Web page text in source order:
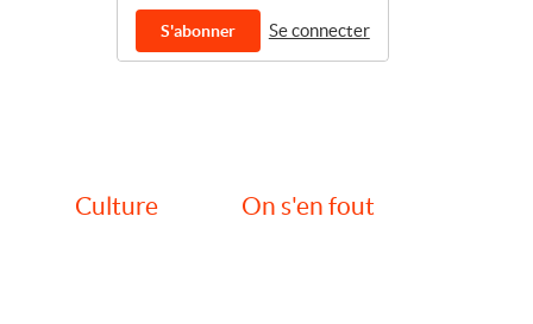
S'abonner Se connecter
Culture On s'en fout